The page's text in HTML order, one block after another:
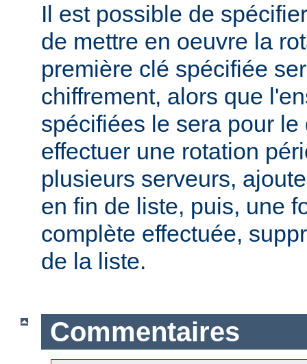
Il est possible de
de mettre en oeuvre la
première clé spécifiée
chiffrement, alors que
spécifiées le sera pour
effectuer une rotation
plusieurs serveurs,
en fin de liste, puis, une
complète effectuée,
de la liste.
Commentaires